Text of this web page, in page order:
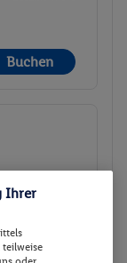
Buchen
p.P.
Gesamt 472 €
Ihrer
teilweise